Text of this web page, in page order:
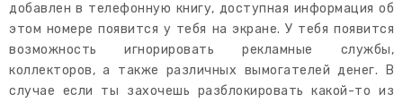
добавлен в телефонную книгу, доступная информация об
этом номере появится у тебя на экране. У тебя появится
возможность игнорировать рекламные службы,
коллекторов, а также различных вымогателей денег. В
случае если ты захочешь разблокировать какой-то из